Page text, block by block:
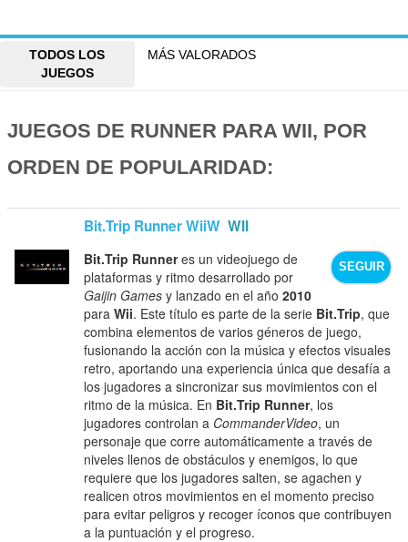
TODOS LOS
JUEGOS
MÁS VALORADOS
JUEGOS DE RUNNER PARA WII, POR
ORDEN DE POPULARIDAD:
Bit.Trip Runner WiiW WII
SEGUIR
Bit.Trip Runneres un videojuego de
plataformas y ritmo desarrollado por
Gaijin Games y lanzado en el año2010
paraWii. Este título es parte de la serie Bit.Trip, que
combina elementos de varios géneros de juego,
fusionando la acción con la música y efectos visuales
retro, aportando una experiencia única que desafía a
los jugadores a sincronizar sus movimientos con el
ritmo de la música. En Bit.Trip Runner, los
jugadores controlan a CommanderVideo, un
personaje que corre automáticamente a través de
niveles llenos de obstáculos y enemigos, lo que
requiere que los jugadores salten, se agachen y
realicen otros movimientos en el momento preciso
para evitar peligros y recoger íconos que contribuyen
a la puntuación y el progreso.